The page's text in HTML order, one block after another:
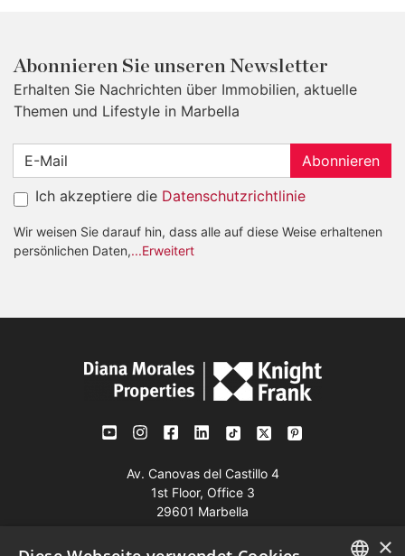
Abonnieren Sie unseren Newsletter
Erhalten Sie Nachrichten über Immobilien, aktuelle
Themen und Lifestyle in Marbella
Abonnieren
Ich akzeptiere die Datenschutzrichtlinie
Wir weisen Sie darauf hin, dass alle auf diese Weise erhaltenen
persönlichen Daten,...Erweitert
Av. Canovas del Castillo 4
1st Floor, Office 3
29601 Marbella
×